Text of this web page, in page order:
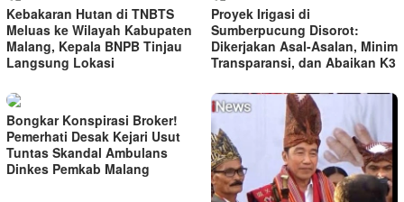
Kebakaran Hutan di TNBTS
Meluas ke Wilayah Kabupaten
Malang, Kepala BNPB Tinjau
Langsung Lokasi
Proyek Irigasi di
Sumberpucung Disorot:
Dikerjakan Asal-Asalan, Minim
Transparansi, dan Abaikan K3
Bongkar Konspirasi Broker!
Pemerhati Desak Kejari Usut
Tuntas Skandal Ambulans
Dinkes Pemkab Malang